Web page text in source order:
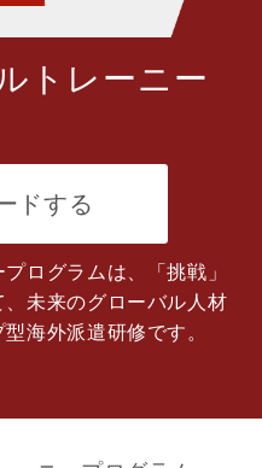
トレーニー
ドする
ログラムは、「挑戦」
未来のグローバル人材
海外派遣研修です。